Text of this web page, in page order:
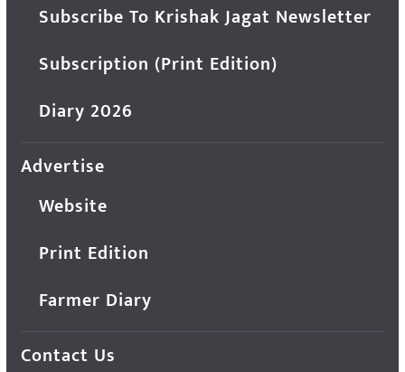
Subscribe To Krishak Jagat Newsletter
Subscription (Print Edition)
Diary 2026
Advertise
Website
Print Edition
Farmer Diary
Contact Us